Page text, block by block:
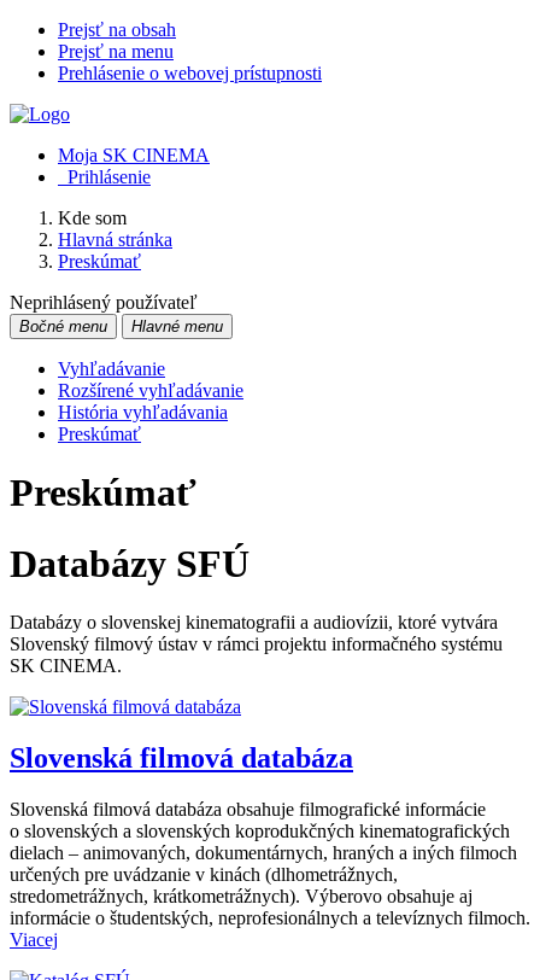
Prejsť na obsah
Prejsť na menu
Prehlásenie o webovej prístupnosti
Moja SK CINEMA
Prihlásenie
Kde som
Hlavná stránka
Preskúmať
Neprihlásený používateľ
Bočné menu Hlavné menu
Vyhľadávanie
Rozšírené vyhľadávanie
História vyhľadávania
Preskúmať
Preskúmať
Databázy SFÚ
Databázy o slovenskej kinematografii a audiovízii, ktoré vytvára
Slovenský filmový ústav v rámci projektu informačného systému
SK CINEMA.
Slovenská filmová databáza
Slovenská filmová databáza obsahuje filmografické informácie
o slovenských a slovenských koprodukčných kinematografických
dielach – animovaných, dokumentárnych, hraných a iných filmoch
určených pre uvádzanie v kinách (dlhometrážnych,
stredometrážnych, krátkometrážnych). Výberovo obsahuje aj
informácie o študentských, neprofesionálnych a televíznych filmoch.
Viacej